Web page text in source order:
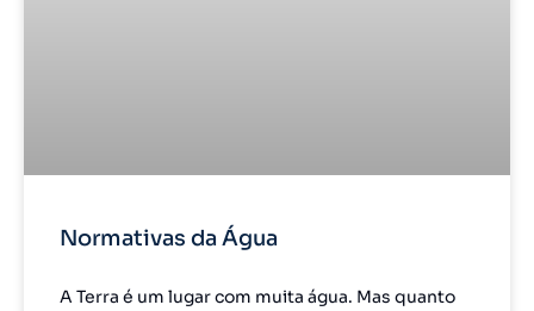
Normativas da Água
A Terra é um lugar com muita água. Mas quanto